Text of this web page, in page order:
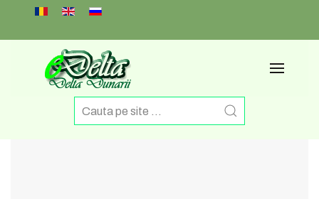
Select your language